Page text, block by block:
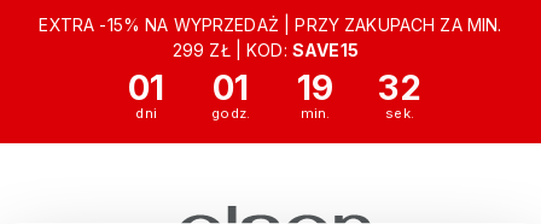
EXTRA -15% NA WYPRZEDAŻ | PRZY ZAKUPACH ZA MIN.
299 ZŁ | KOD: SAVE15
01 01 19 32